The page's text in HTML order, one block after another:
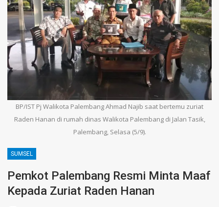
BP/IST Pj Walikota Palembang Ahmad Najib saat bertemu zuriat
Raden Hanan di rumah dinas Walikota Palembang di Jalan Tasik,
Palembang, Selasa (5/9).
SUMSEL
Pemkot Palembang Resmi Minta Maaf
Kepada Zuriat Raden Hanan